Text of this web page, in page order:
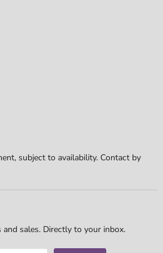
subject to availability. Contact by
sales. Directly to your inbox.